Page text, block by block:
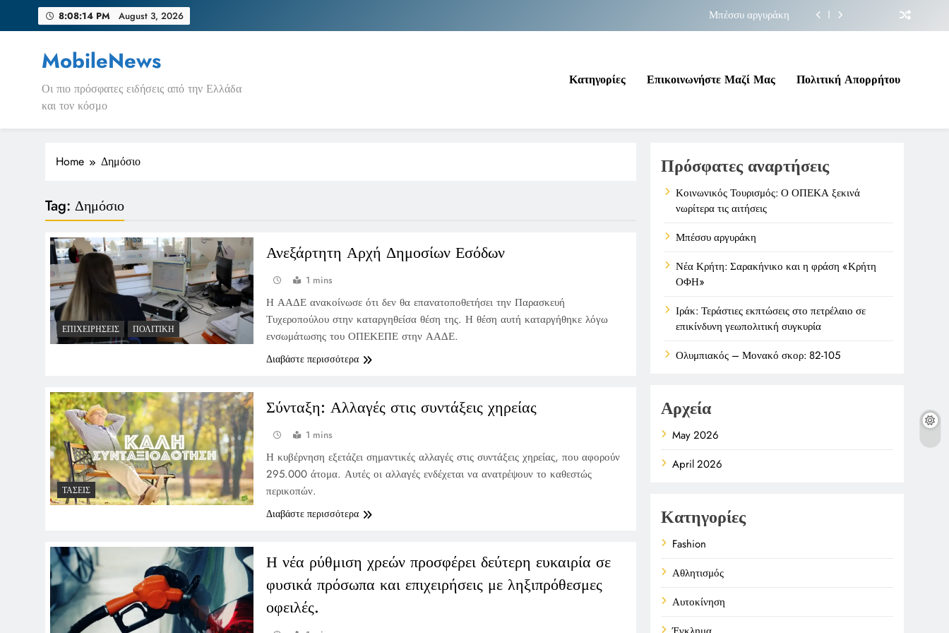
8:08:14 PM August 3, 2026
Μπέσσυ αργυράκη
Ιράκ: Τεράστιες εκπτώσεις στο πετρέλαιο σε επικίνδυνη γεωπολιτική συγκυρία
Μπέσσυ αργυράκη
Νέα Κρήτη: Σαρακήνικο και η φράση «Κρήτη ΟΦΗ»
Ιράκ: Τεράστιες εκπτώσεις στο πετρέλαιο σε επικίνδυνη γεωπολιτική συγκυρία
MobileNews
Οι πιο πρόσφατες ειδήσεις από την Ελλάδα
και τον κόσμο
Κατηγορίες Επικοινωνήστε Μαζί Μας Πολιτική Απορρήτου
Home Δημόσιο
Tag: Δημόσιο
ΕΠΙΧΕΙΡΉΣΕΙΣ ΠΟΛΙΤΙΚΉ
Ανεξάρτητη Αρχή Δημοσίων Εσόδων
1 mins
Η ΑΑΔΕ ανακοίνωσε ότι δεν θα επανατοποθετήσει την Παρασκευή
Τυχεροπούλου στην καταργηθείσα θέση της. Η θέση αυτή καταργήθηκε λόγω
ενσωμάτωσης του ΟΠΕΚΕΠΕ στην ΑΑΔΕ.
Διαβάστε περισσότερα
ΤΆΣΕΙΣ
Σύνταξη: Αλλαγές στις συντάξεις χηρείας
1 mins
Η κυβέρνηση εξετάζει σημαντικές αλλαγές στις συντάξεις χηρείας, που αφορούν
295.000 άτομα. Αυτές οι αλλαγές ενδέχεται να ανατρέψουν το καθεστώς
περικοπών.
Διαβάστε περισσότερα
Η νέα ρύθμιση χρεών προσφέρει δεύτερη ευκαιρία σε
φυσικά πρόσωπα και επιχειρήσεις με ληξιπρόθεσμες
οφειλές.
Πρόσφατες αναρτήσεις
Κοινωνικός Τουρισμός: Ο ΟΠΕΚΑ ξεκινά
νωρίτερα τις αιτήσεις
Μπέσσυ αργυράκη
Νέα Κρήτη: Σαρακήνικο και η φράση «Κρήτη
ΟΦΗ»
Ιράκ: Τεράστιες εκπτώσεις στο πετρέλαιο σε
επικίνδυνη γεωπολιτική συγκυρία
Ολυμπιακός – Μονακό σκορ: 82-105
Αρχεία
May 2026
April 2026
Κατηγορίες
Fashion
Αθλητισμός
Αυτοκίνηση